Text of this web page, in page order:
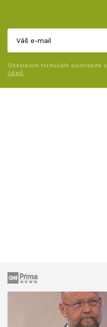
Odesláním formuláře souhlasíte s
údajů